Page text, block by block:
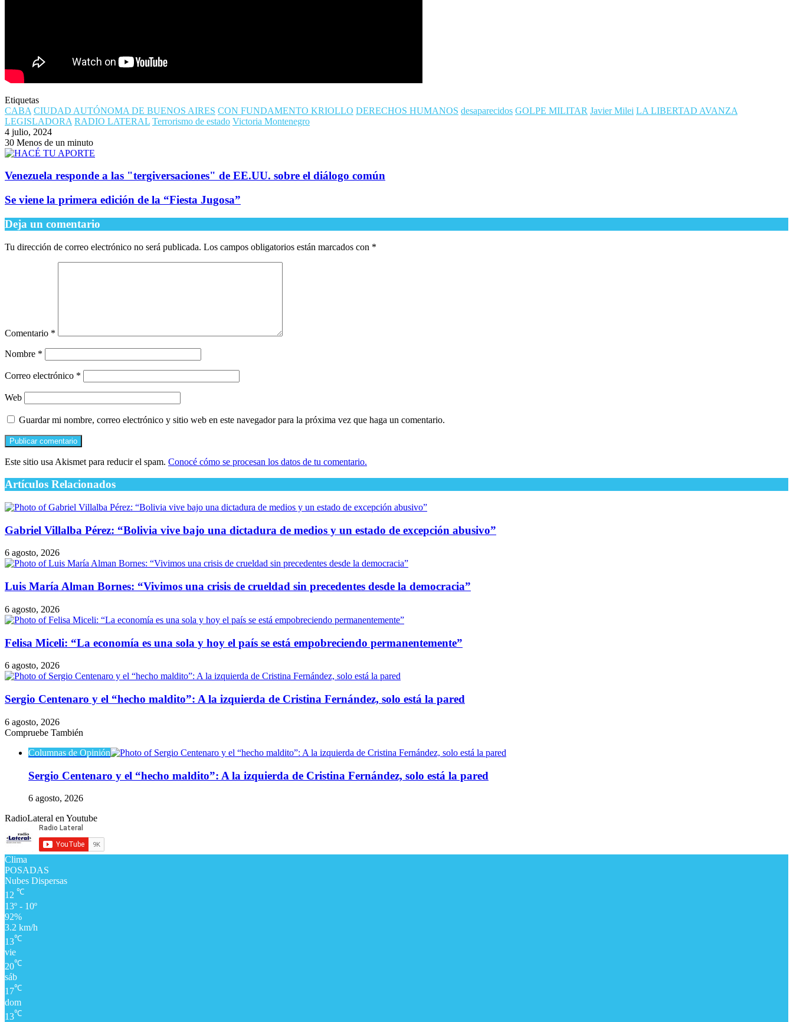
Etiquetas
CABA CIUDAD AUTÓNOMA DE BUENOS AIRES CON FUNDAMENTO KRIOLLO DERECHOS HUMANOS desaparecidos GOLPE MILITAR Javier Milei LA LIBERTAD AVANZA
LEGISLADORA RADIO LATERAL Terrorismo de estado Victoria Montenegro
4 julio, 2024
30 Menos de un minuto
Venezuela responde a las "tergiversaciones" de EE.UU. sobre el diálogo común
Se viene la primera edición de la “Fiesta Jugosa”
Deja un comentario
Tu dirección de correo electrónico no será publicada. Los campos obligatorios están marcados con *
Comentario *
Nombre *
Correo electrónico *
Web
Guardar mi nombre, correo electrónico y sitio web en este navegador para la próxima vez que haga un comentario.
Este sitio usa Akismet para reducir el spam. Conocé cómo se procesan los datos de tu comentario.
Artículos Relacionados
Gabriel Villalba Pérez: “Bolivia vive bajo una dictadura de medios y un estado de excepción abusivo”
6 agosto, 2026
Luis María Alman Bornes: “Vivimos una crisis de crueldad sin precedentes desde la democracia”
6 agosto, 2026
Felisa Miceli: “La economía es una sola y hoy el país se está empobreciendo permanentemente”
6 agosto, 2026
Sergio Centenaro y el “hecho maldito”: A la izquierda de Cristina Fernández, solo está la pared
6 agosto, 2026
Compruebe También
Columnas de Opinión
Sergio Centenaro y el “hecho maldito”: A la izquierda de Cristina Fernández, solo está la pared
6 agosto, 2026
RadioLateral en Youtube
Clima
POSADAS
Nubes Dispersas
12 ℃
13º - 10º
92%
3.2 km/h
13℃
vie
20℃
sáb
17℃
dom
13℃